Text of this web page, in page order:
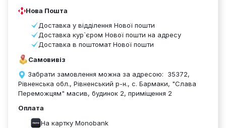
Нова Пошта
Доставка у відділення Нової пошти
Доставка кур`єром Нової пошти на адресу
Доставка в поштомат Нової пошти
Самовивіз
Забрати замовлення можна за адресою: 35372,
Рівненська обл., Рівненський р-н., с. Бармаки, "Слава
Переможцям" масив, будинок 2, приміщення 2
Оплата
На картку Monobank